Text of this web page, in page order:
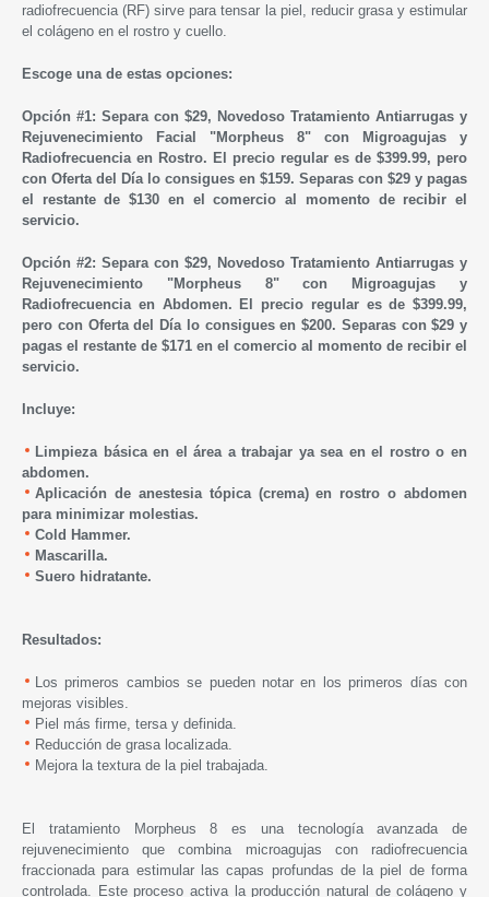
radiofrecuencia (RF) sirve para tensar la piel, reducir grasa y estimular
el colágeno en el rostro y cuello.
Escoge una de estas opciones:
Opción #1: Separa con $29, Novedoso Tratamiento Antiarrugas y
Rejuvenecimiento Facial "Morpheus 8" con Migroagujas y
Radiofrecuencia en Rostro. El precio regular es de $399.99, pero
con Oferta del Día lo consigues en $159. Separas con $29 y pagas
el restante de $130 en el comercio al momento de recibir el
servicio.
Opción #2: Separa con $29, Novedoso Tratamiento Antiarrugas y
Rejuvenecimiento "Morpheus 8" con Migroagujas y
Radiofrecuencia en Abdomen. El precio regular es de $399.99,
pero con Oferta del Día lo consigues en $200. Separas con $29 y
pagas el restante de $171 en el comercio al momento de recibir el
servicio.
Incluye:
Limpieza básica en elárea a trabajar ya sea en el rostro o en
abdomen.
Aplicación de anestesia tópica (crema) en rostro o abdomen
para minimizar molestias.
Cold Hammer.
Mascarilla.
Suero hidratante.
Resultados:
Los primeros cambios se pueden notar en los primeros días con
mejoras visibles.
Piel más firme, tersa y definida.
Reducción de grasa localizada.
Mejora la textura de la piel trabajada.
El tratamiento Morpheus 8 es una tecnología avanzada de
rejuvenecimiento que combina microagujas con radiofrecuencia
fraccionada para estimular las capas profundas de la piel de forma
controlada. Este proceso activa la producción natural de colágeno y